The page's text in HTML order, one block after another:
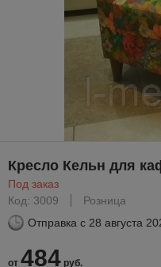
Кресло Кельн для
Под заказ
Код: 3009
Розница
Отправка с 28 августа
от 484 руб.